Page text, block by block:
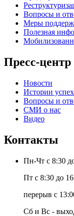
Вопросы и
Меры
Полезная
Пресс-центр
Новости
Истории
Вопросы и
СМИ о нас
Видео
Контакты
Пн-Чт с 8:30
Пт с 8:30 до
перерыв с
Сб и Вс -